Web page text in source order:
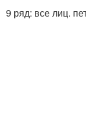
9 ряд: все лиц.